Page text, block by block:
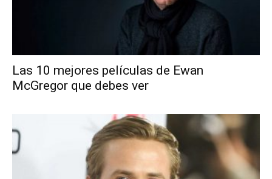
Las 10 mejores películas de Ewan
McGregor que debes ver